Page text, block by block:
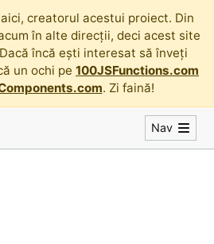
creatorul acestui proiect. Din
în alte direcții, deci acest site
încă ești interesat să înveți
un ochi pe 100JSFunctions.com
. Zi faină!
Nav